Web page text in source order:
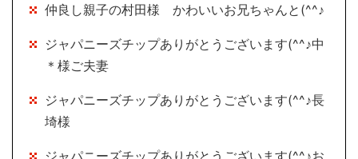
仲良し親子の村田様 かわいいお兄ちゃんと(^^♪
ジャパニーズチップありがとうございます(^^♪中
＊様ご夫妻
ジャパニーズチップありがとうございます(^^♪長
埼様
ジャパニーズチップありがとうございます(^^♪お